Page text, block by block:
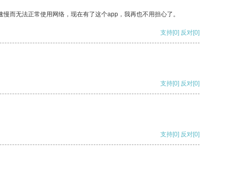
而无法正常使用网络，现在有了这个app，我再也不用担心了。
支持[0] 反对[0]
支持[0] 反对[0]
支持[0] 反对[0]